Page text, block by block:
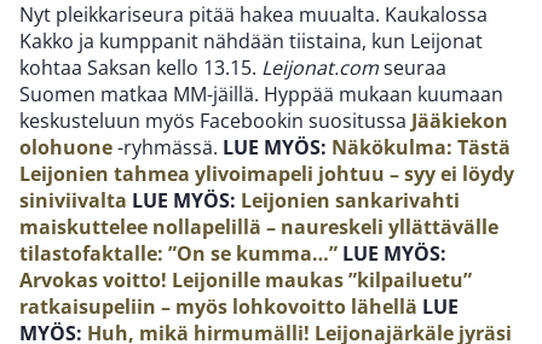
Nyt pleikkariseura pitää hakea muualta. Kaukalossa
Kakko ja kumppanit nähdään tiistaina, kun Leijonat
kohtaa Saksan kello 13.15. Leijonat.comseuraa
Suomen matkaa MM-jäillä. Hyppää mukaan kuumaan
keskusteluun myös Facebookin suositussa Jääkiekon
olohuone-ryhmässä. LUE MYÖS: Näkökulma: Tästä
Leijonien tahmea ylivoimapeli johtuu – syy ei löydy
siniviivalta LUE MYÖS: Leijonien sankarivahti
maiskuttelee nollapelillä – naureskeli yllättävälle
tilastofaktalle: ”On se kumma…” LUE MYÖS:
Arvokas voitto! Leijonille maukas ”kilpailuetu”
ratkaisupeliin – myös lohkovoitto lähellä LUE
MYÖS: Huh, mikä hirmumälli! Leijonajärkäle jyräsi